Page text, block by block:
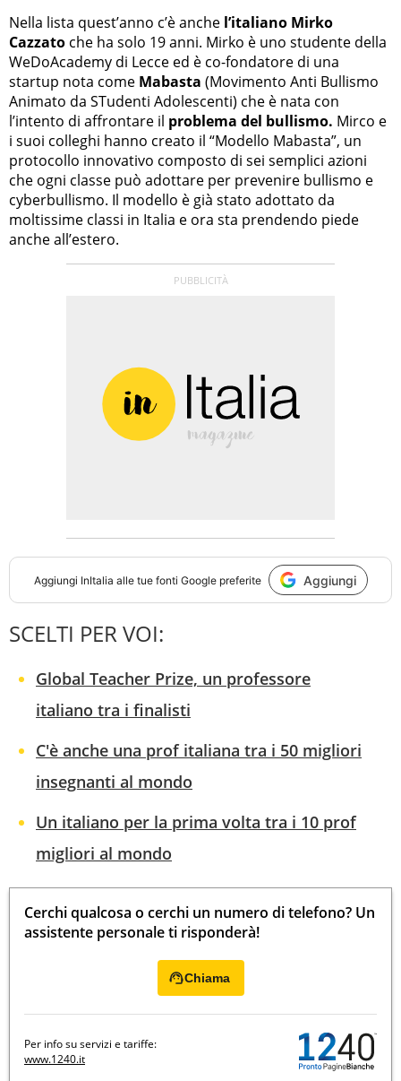
Nella lista quest’anno c’è anche l’italiano Mirko
Cazzato che ha solo 19 anni. Mirko è uno studente della
WeDoAcademy di Lecce ed è co-fondatore di una
startup nota come Mabasta (Movimento Anti Bullismo
Animato da STudenti Adolescenti) che è nata con
l’intento di affrontare il problema del bullismo. Mirco e
i suoi colleghi hanno creato il “Modello Mabasta”, un
protocollo innovativo composto di sei semplici azioni
che ogni classe può adottare per prevenire bullismo e
cyberbullismo. Il modello è già stato adottato da
moltissime classi in Italia e ora sta prendendo piede
anche all’estero.
Aggiungi InItalia alle tue fonti Google preferite Aggiungi
SCELTI PER VOI:
Global Teacher Prize, un professore
italiano tra i finalisti
C'è anche una prof italiana tra i 50 migliori
insegnanti al mondo
Un italiano per la prima volta tra i 10 prof
migliori al mondo
Cerchi qualcosa o cerchi un numero di telefono? Un
assistente personale ti risponderà!
Chiama
Per info su servizi e tariffe:
www.1240.it